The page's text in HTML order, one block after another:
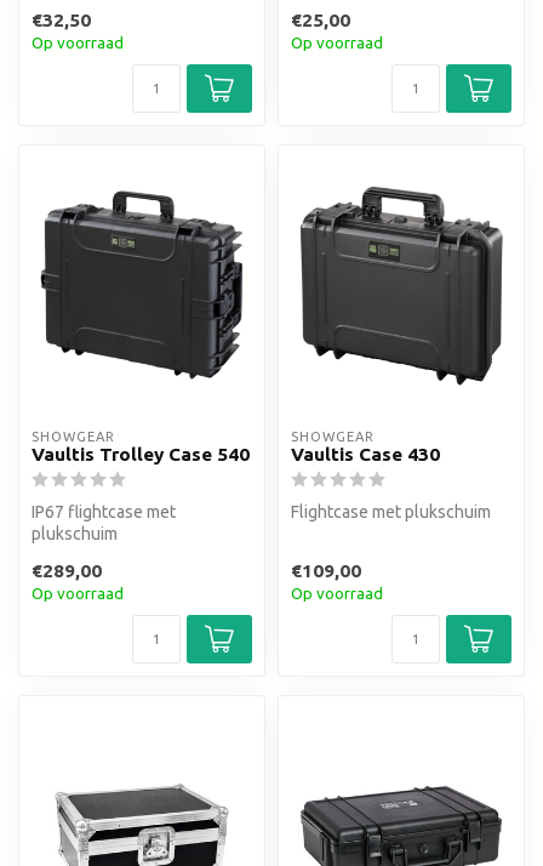
€32,50
Op voorraad
€25,00
Op voorraad
SHOWGEAR
Vaultis Trolley Case 540
IP67 flightcase met
plukschuim
€289,00
Op voorraad
SHOWGEAR
Vaultis Case 430
Flightcase met plukschuim
€109,00
Op voorraad